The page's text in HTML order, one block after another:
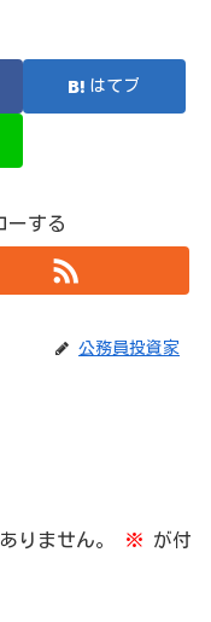
はてブ
ーする
公務員投資家
りません。 ※ が付